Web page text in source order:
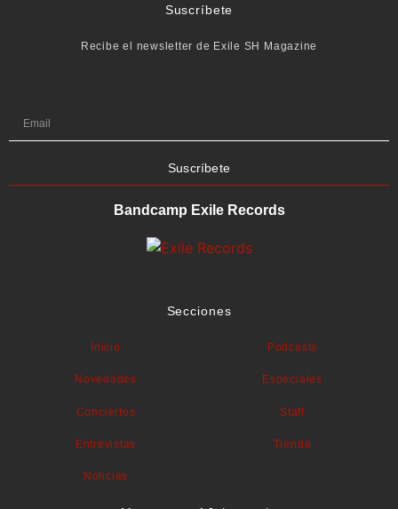
Suscríbete
Recibe el newsletter de Exile SH Magazine
Suscríbete
Bandcamp Exile Records
Secciones
Inicio
Novedades
Conciertos
Entrevistas
Noticias
Podcasts
Especiales
Staff
Tienda